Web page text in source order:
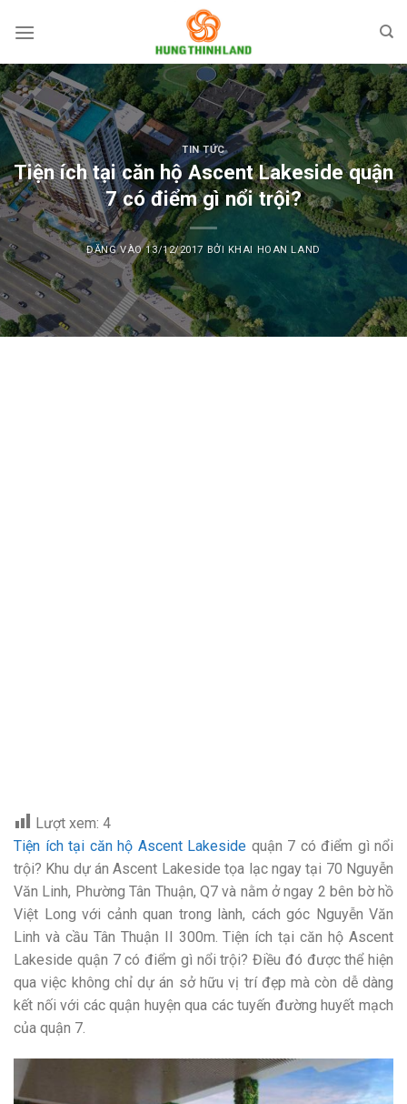
qua
dung
TIN TỨC
Tiện ích tại căn hộ Ascent Lakeside quận
7 có điểm gì nổi trội?
ĐĂNG VÀO13/12/2017 BỞI KHAI HOAN LAND
Lượt xem: 4
Tiện ích tại căn hộ Ascent Lakeside quận 7 có điểm gì nổi
trội? Khu dự án Ascent Lakeside tọa lạc ngay tại 70 Nguyễn
Văn Linh, Phường Tân Thuận, Q7 và nằm ở ngay 2 bên bờ hồ
Việt Long với cảnh quan trong lành, cách góc Nguyễn Văn
Linh và cầu Tân Thuận II 300m. Tiện ích tại căn hộ Ascent
Lakeside quận 7 có điểm gì nổi trội? Điều đó được thể hiện
qua việc không chỉ dự án sở hữu vị trí đẹp mà còn dễ dàng
kết nối với các quận huyện qua các tuyến đường huyết mạch
của quận 7.